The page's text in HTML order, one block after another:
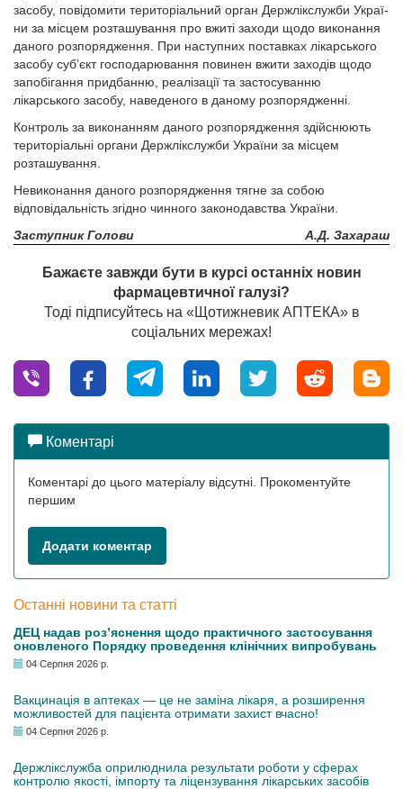
засобу, повідомити територіальний орган Держлікслужби Украї­
ни за місцем розташування про вжиті заходи щодо виконання
даного розпорядження. При наступних поставках лікарського
засобу суб’єкт господарювання повинен вжити заходів щодо
запобігання придбанню, реалізації та застосуванню
лікарського засобу, наведеного в даному розпорядженні.
Контроль за виконанням даного розпорядження здійснюють
територіальні органи Держлікслужби України за місцем
розташування.
Невиконання даного розпорядження тягне за собою
відповідальність згідно чинного законодавства України.
Заступник Голови
А.Д. Захараш
Бажаєте завжди бути в курсі останніх новин
фармацевтичної галузі?
Тоді підписуйтесь на «Щотижневик АПТЕКА» в
соціальних мережах!
Коментарі
Коментарі до цього матеріалу відсутні. Прокоментуйте
першим
Додати коментар
Останні новини та статті
ДЕЦ надав роз’яснення щодо практичного застосування
оновленого Порядку проведення клінічних випробувань
04 Серпня 2026 р.
Вакцинація в аптеках — це не заміна лікаря, а розширення
можливостей для пацієнта отримати захист вчасно!
04 Серпня 2026 р.
Держлікслужба оприлюднила результати роботи у сферах
контролю якості, імпорту та ліцензування лікарських засобів